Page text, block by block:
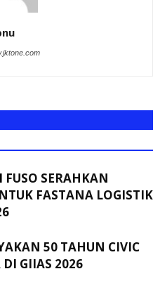
SERAHKAN
FASTANA LOGISTIK
50 TAHUN CIVIC
GIIAS 2026